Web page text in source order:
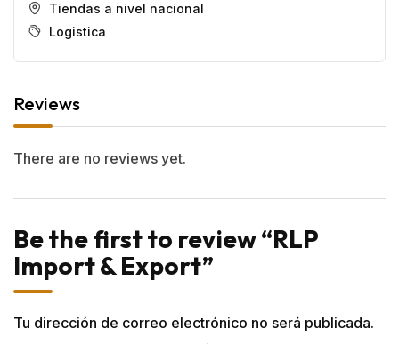
Tiendas a nivel nacional
Logistica
Reviews
There are no reviews yet.
Be the first to review “RLP
Import & Export”
Tu dirección de correo electrónico no será publicada.